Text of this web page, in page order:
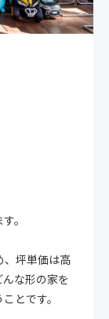
。
、坪単価は高
な形の家を
とです。